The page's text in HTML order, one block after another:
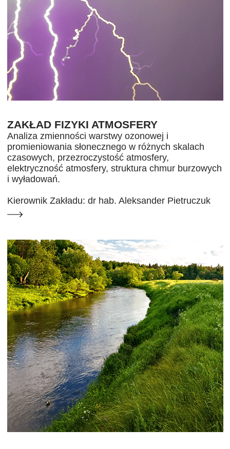
ZAKŁAD FIZYKI ATMOSFERY
Analiza zmienności warstwy ozonowej i
promieniowania słonecznego w różnych skalach
czasowych, przezroczystość atmosfery,
elektryczność atmosfery, struktura chmur burzowych
i wyładowań.
Kierownik Zakładu: dr hab. Aleksander Pietruczuk